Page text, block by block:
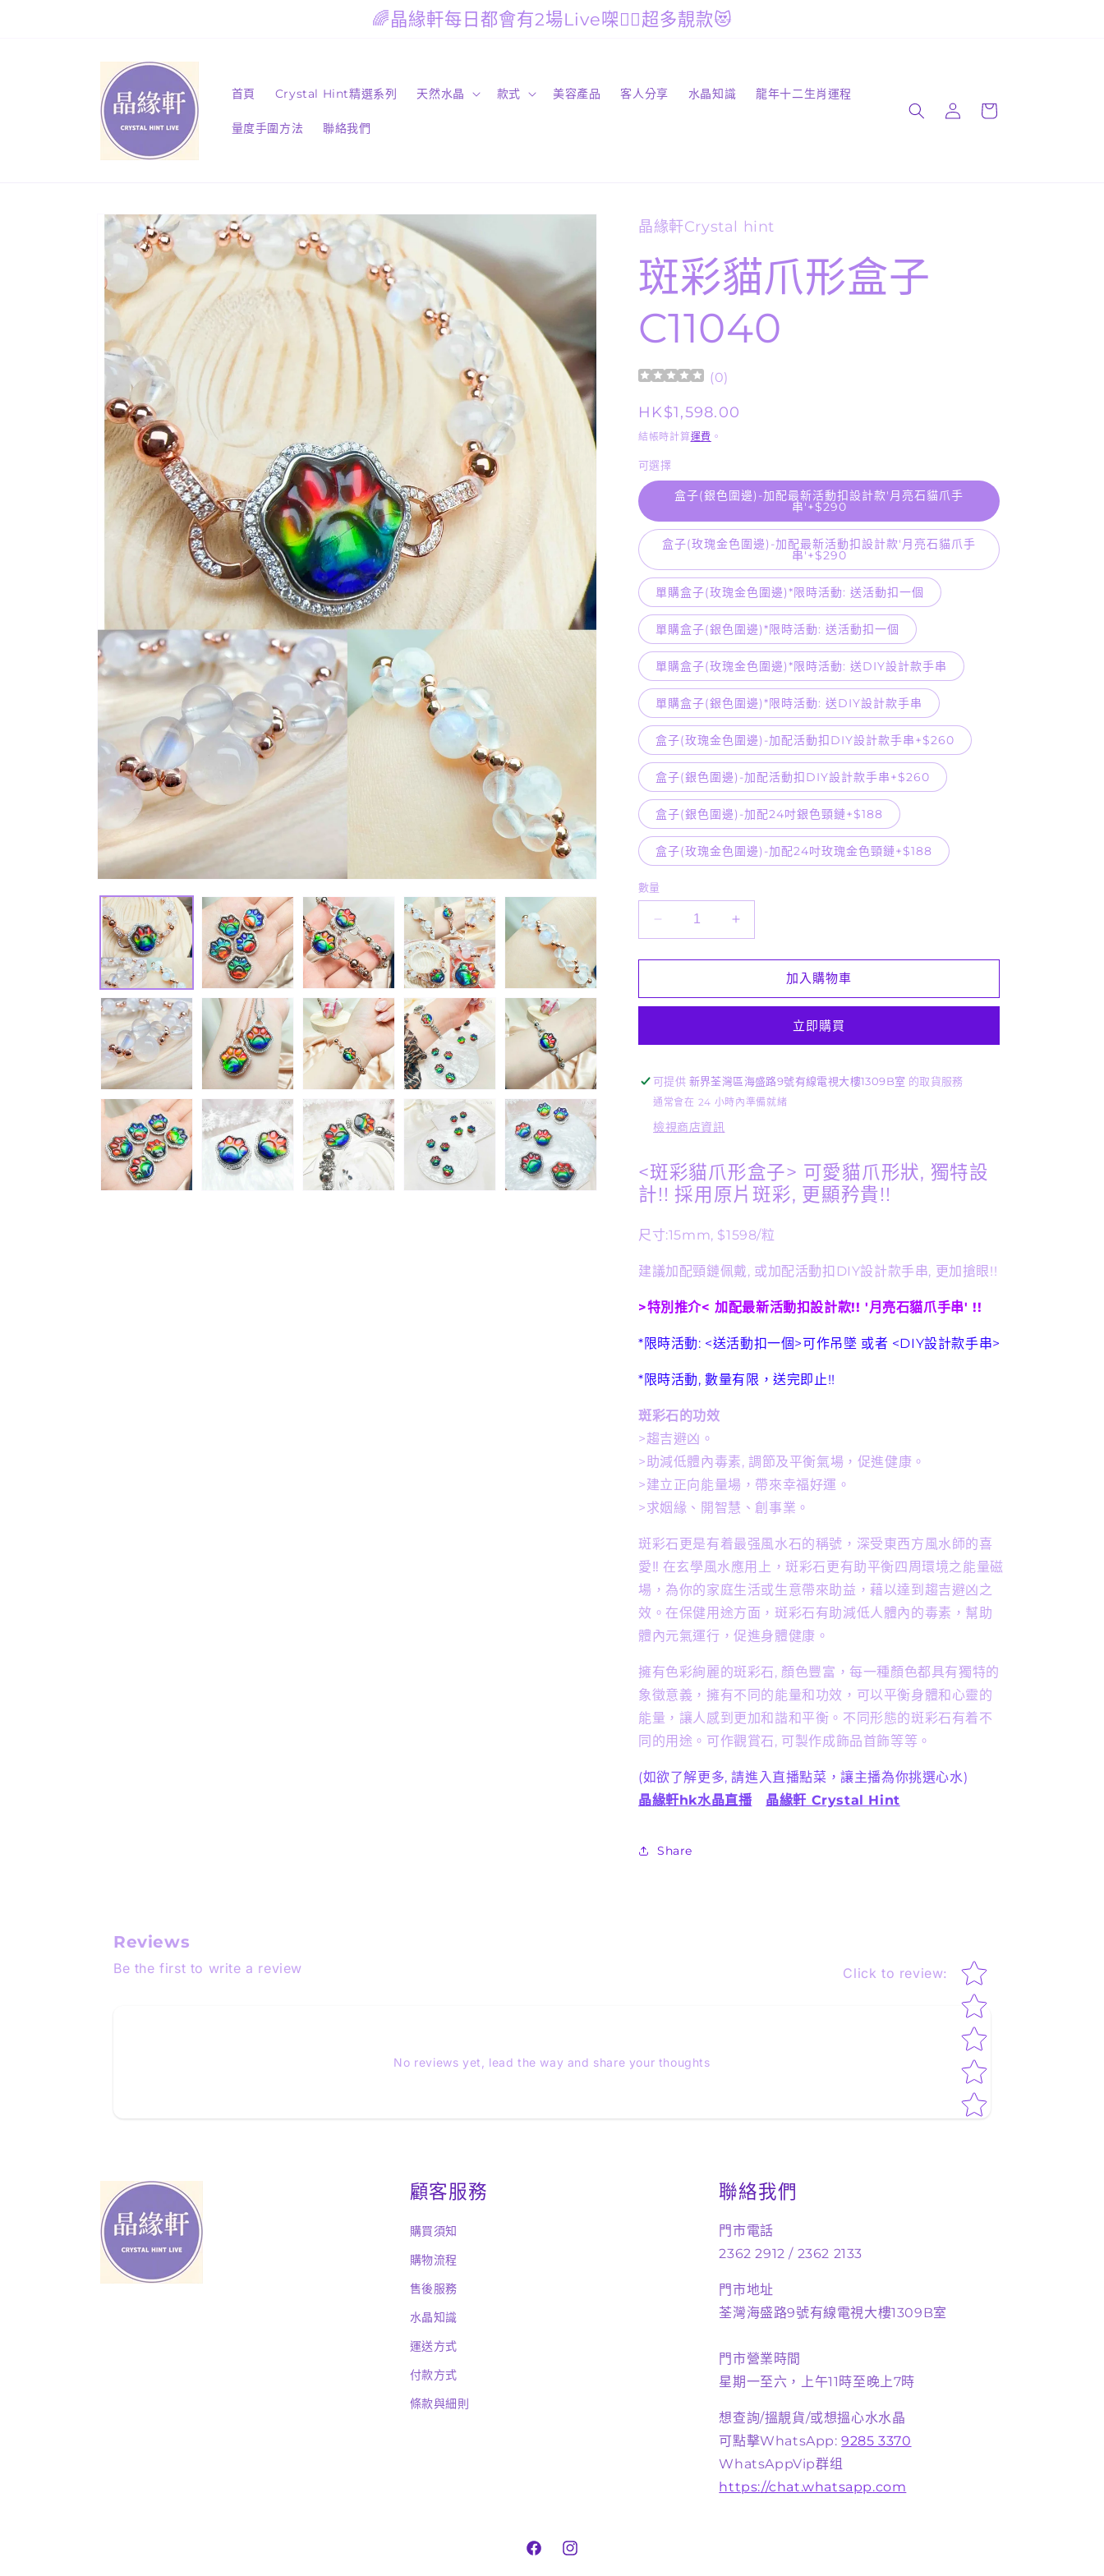
🌈晶緣軒每日都會有2場Live㗎🙋‍♀️超多靚款😻
首頁 Crystal Hint精選系列 天然水晶 款式 美容產品 客人分享 水晶知識 龍年十二生肖運程
量度手圍方法 聯絡我們
入
物
略過產
品資訊
晶緣軒Crystal hint
斑彩貓爪形盒子
C11040
(0)
定
價
HK$1,598.00
結帳時計算運費 。
可選擇
盒子(銀色圍邊)-加配最新活動扣設計款'月亮石貓爪手
串'+$290
盒子(玫瑰金色圍邊)-加配最新活動扣設計款'月亮石貓爪手
串'+$290
單購盒子(玫瑰金色圍邊)*限時活動: 送活動扣一個
單購盒子(銀色圍邊)*限時活動: 送活動扣一個
單購盒子(玫瑰金色圍邊)*限時活動: 送DIY設計款手串
單購盒子(銀色圍邊)*限時活動: 送DIY設計款手串
盒子(玫瑰金色圍邊)-加配活動扣DIY設計款手串+$260
盒子(銀色圍邊)-加配活動扣DIY設計款手串+$260
盒子(銀色圍邊)-加配24吋銀色頸鏈+$188
盒子(玫瑰金色圍邊)-加配24吋玫瑰金色頸鏈+$188
數量
爪
C11040
數
量
少
爪
C11040
數
加
加入購物車
立即購買
可提供 新界荃灣區海盛路9號有線電視大樓1309B室 的取貨服務
通常會在 24 小時內準備就緒
檢視商店資訊
<斑彩貓爪形盒子> 可愛貓爪形狀, 獨特設
計!! 採用原片 斑彩, 更顯矜貴!!
尺寸:15mm, $1598/粒
建議加配頸鏈佩戴, 或加配活動扣 DIY設計款手串, 更加搶眼!!
>特別推介< 加配最新活動扣設計款!! '月亮石貓爪手串' !!
*限時活動: <送活動扣一個>可作吊墜 或者 <DIY設計款手串>
*限時活動, 數量有限，送完即止!!
斑彩石的功效
>趨吉避凶。
>助減低體內毒素,調節及平衡氣場，促進健康。
>建立正向能量場，帶來幸福好運。
>求姻緣、開智慧、創事業 。
斑彩石更是有着最强風水石的稱號，深受東西方風水師的喜
愛‼️ 在玄學風水應用上，斑彩石更有助平衡四周環境之能量磁
場，為你的家庭生活或生意帶來助益，藉以達到趨吉避凶之
效。在保健用途方面，斑彩石有助減低人體內的毒素，幫助
體內元氣運行，促進身體健康。
擁有色彩絢麗的斑彩石, 顏色豐富，每一種顏色都具有獨特的
象徵意義，擁有不同的能量和功效，可以平衡身體和心靈的
能量，讓人感到更加和諧和平衡。不同形態的斑彩石有着不
同的用途。可作觀賞石, 可製作成飾品首飾等等 。
(如欲了解更多, 請進入直播點菜，讓主播為你挑選心水)
晶緣軒hk水晶直播
晶緣軒 Crystal Hint
Share
Reviews
Be the first to write a review Click to review: Star rating
No reviews yet, lead the way and share your thoughts
顧客服務
購買須知
購物流程
售後服務
水晶知識
運送方式
付款方式
條款與細則
聯絡我們
門市電話
2362 2912 / 2362 2133
門市地址
荃灣海盛路9號有線電視大樓1309B室
門市營業時間
星期一至六，上午11時至晚上7時
想查詢/搵靚貨/或想搵心水水晶
可點擊WhatsApp:9285 3370
WhatsAppVip群组
https://chat.whatsapp.com
FacebookInstagram